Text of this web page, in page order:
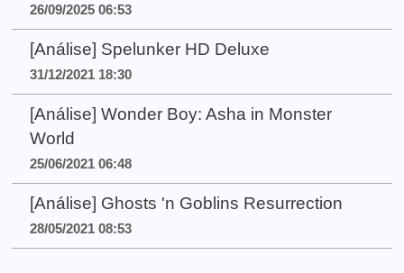
26/09/2025 06:53
[Análise] Spelunker HD Deluxe
31/12/2021 18:30
[Análise] Wonder Boy: Asha in Monster
World
25/06/2021 06:48
[Análise] Ghosts 'n Goblins Resurrection
28/05/2021 08:53